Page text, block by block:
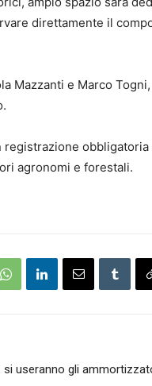
direttamente il
Mazzanti e Marco
registrazione obbligatoria
agronomi e forestali.
si useranno gli